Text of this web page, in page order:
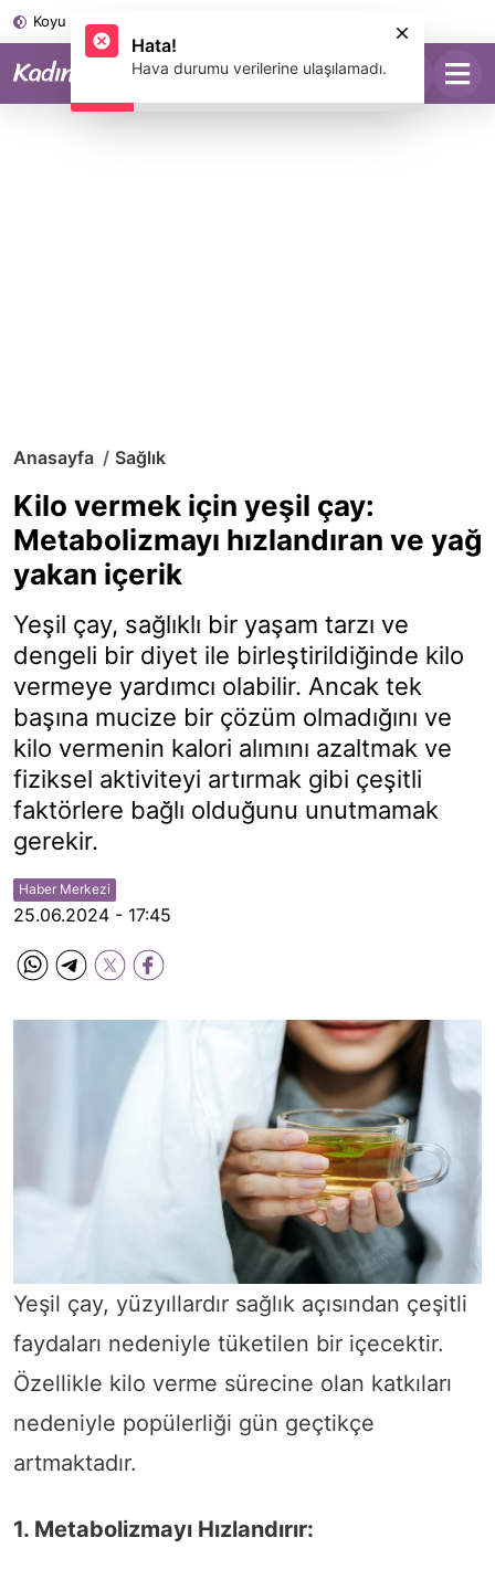
Koyu Mod
Anasayfa Sağlık
Kilo vermek için yeşil çay:
Metabolizmayı hızlandıran ve yağ
yakan içerik
Yeşil çay, sağlıklı bir yaşam tarzı ve
dengeli bir diyet ile birleştirildiğinde kilo
vermeye yardımcı olabilir. Ancak tek
başına mucize bir çözüm olmadığını ve
kilo vermenin kalori alımını azaltmak ve
fiziksel aktiviteyi artırmak gibi çeşitli
faktörlere bağlı olduğunu unutmamak
gerekir.
Haber Merkezi
25.06.2024 - 17:45
Yeşil çay, yüzyıllardır sağlık açısından çeşitli
faydaları nedeniyle tüketilen bir içecektir.
Özellikle kilo verme sürecine olan katkıları
nedeniyle popülerliği gün geçtikçe
artmaktadır.
1. Metabolizmayı Hızlandırır: